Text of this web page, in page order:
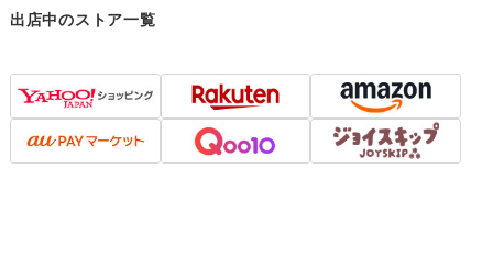
出店中のストア一覧